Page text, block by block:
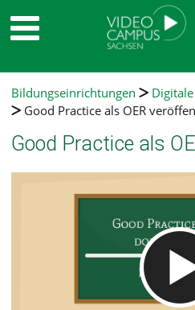
Bildungseinrichtungen
Good Practice als OER
Good Practice als